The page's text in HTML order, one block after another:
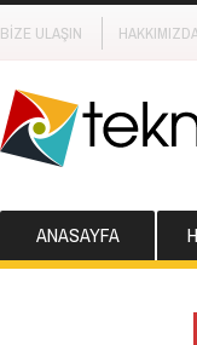
BİZE ULAŞIN
ANASAYFA